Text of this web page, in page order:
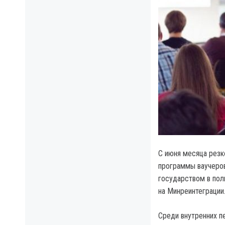
С июня месяца
программы
государством в
на Минреинтеграции.
Среди внутренних